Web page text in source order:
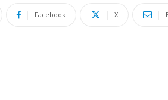
Facebook X